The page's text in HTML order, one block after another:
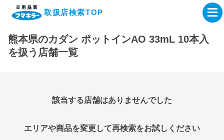
取扱店検索TOP
企業・IR情報サイト
製品情報サイト
オンラインショップ
製品検索はこちら
熊本県のカダン ポットインAO 33mL 10本入
を扱う店舗一覧
該当する店舗はありませんでした
エリアや商品を変更して再検索をお試しください